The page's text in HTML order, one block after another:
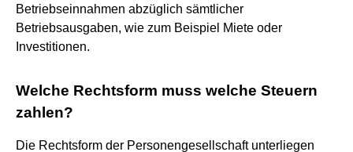
Betriebseinnahmen abzüglich sämtlicher
Betriebsausgaben, wie zum Beispiel Miete oder
Investitionen.
Welche Rechtsform muss welche Steuern
zahlen?
Die Rechtsform der Personengesellschaft unterliegen